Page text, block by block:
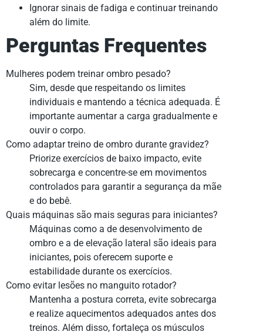
Ignorar sinais de fadiga e continuar treinando
além do limite.
Perguntas Frequentes
Mulheres podem treinar ombro pesado?
Sim, desde que respeitando os limites
individuais e mantendo a técnica adequada. É
importante aumentar a carga gradualmente e
ouvir o corpo.
Como adaptar treino de ombro durante gravidez?
Priorize exercícios de baixo impacto, evite
sobrecarga e concentre-se em movimentos
controlados para garantir a segurança da mãe
e do bebê.
Quais máquinas são mais seguras para iniciantes?
Máquinas como a de desenvolvimento de
ombro e a de elevação lateral são ideais para
iniciantes, pois oferecem suporte e
estabilidade durante os exercícios.
Como evitar lesões no manguito rotador?
Mantenha a postura correta, evite sobrecarga
e realize aquecimentos adequados antes dos
treinos. Além disso, fortaleça os músculos